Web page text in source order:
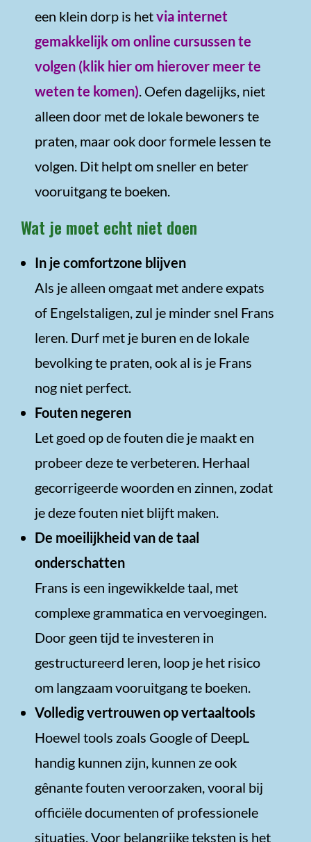
een klein dorp is hetvia internet
gemakkelijk om online cursussen te
volgen (klik hier om hierover meer te
weten te komen) . Oefen dagelijks, niet
alleen door met de lokale bewoners te
praten, maar ook door formele lessen te
volgen. Dit helpt om sneller en beter
vooruitgang te boeken.
Wat je moet echt niet doen
In je comfortzone blijven
Als je alleen omgaat met andere expats
of Engelstaligen, zul je minder snel Frans
leren. Durf met je buren en de lokale
bevolking te praten, ook al is je Frans
nog niet perfect.
Fouten negeren
Let goed op de fouten die je maakt en
probeer deze te verbeteren. Herhaal
gecorrigeerde woorden en zinnen, zodat
je deze fouten niet blijft maken.
De moeilijkheid van de taal
onderschatten
Frans is een ingewikkelde taal, met
complexe grammatica en vervoegingen.
Door geen tijd te investeren in
gestructureerd leren, loop je het risico
om langzaam vooruitgang te boeken.
Volledig vertrouwen op vertaaltools
Hoewel tools zoals Google of DeepL
handig kunnen zijn, kunnen ze ook
gênante fouten veroorzaken, vooral bij
officiële documenten of professionele
situaties. Voor belangrijke teksten is het